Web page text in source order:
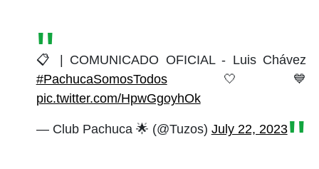
📋 | COMUNICADO OFICIAL - Luis Chávez
#PachucaSomosTodos🤍💙
pic.twitter.com/HpwGgoyhOk
— Club Pachuca 🌟 (@Tuzos) July 22, 2023